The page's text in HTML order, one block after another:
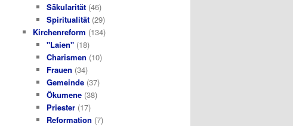
Säkularität(46)
Spiritualität(29)
Kirchenreform (134)
"Laien"(18)
Charismen (10)
Frauen (34)
Gemeinde(37)
Ökumene(38)
Priester(17)
Reformation (7)